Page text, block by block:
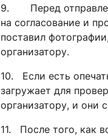
9. Перед
на согласование и
поставил
организатору.
10. Если есть
загружает для
организатору, и они
11. После того, как